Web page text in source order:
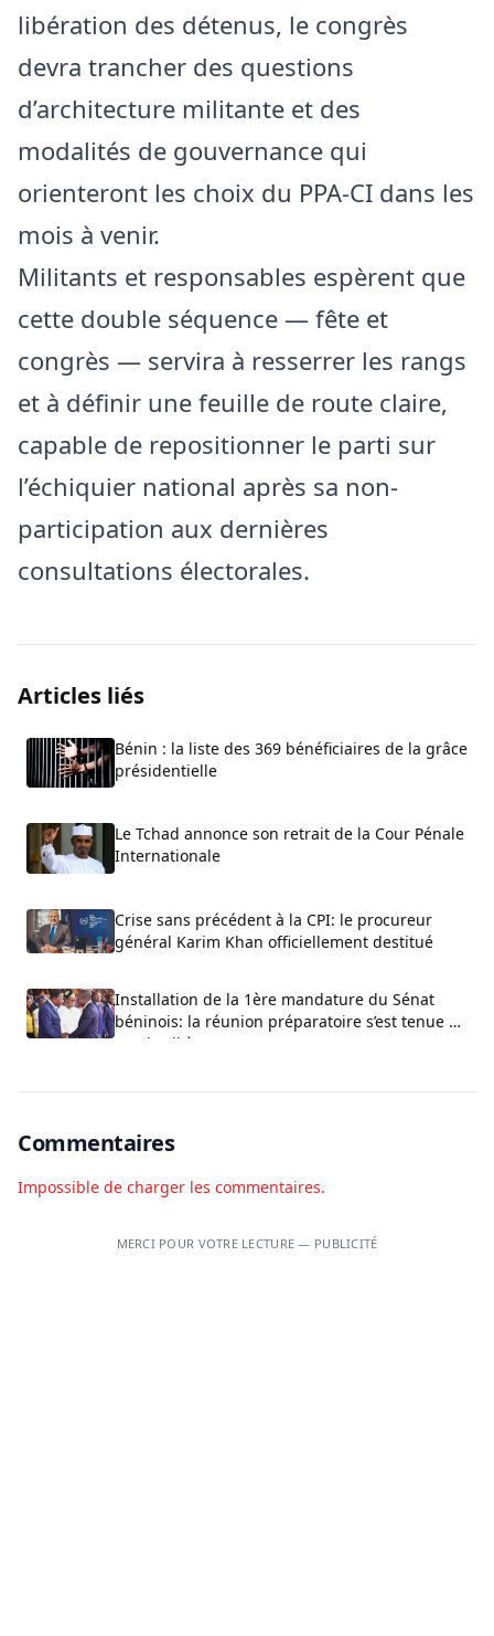
libération des détenus, le congrès
devra trancher des questions
d’architecture militante et des
modalités de gouvernance qui
orienteront les choix du PPA-CI dans les
mois à venir.
Militants et responsables espèrent que
cette double séquence — fête et
congrès — servira à resserrer les rangs
et à définir une feuille de route claire,
capable de repositionner le parti sur
l’échiquier national après sa non-
participation aux dernières
consultations électorales.
Articles liés
Bénin : la liste des 369 bénéficiaires de la grâce
présidentielle
Le Tchad annonce son retrait de la Cour Pénale
Internationale
Crise sans précédent à la CPI: le procureur
général Karim Khan officiellement destitué
Installation de la 1ère mandature du Sénat
béninois: la réunion préparatoire s’est tenue ce
vendredi à Cotonou
Commentaires
Impossible de charger les commentaires.
MERCI POUR VOTRE LECTURE — PUBLICITÉ